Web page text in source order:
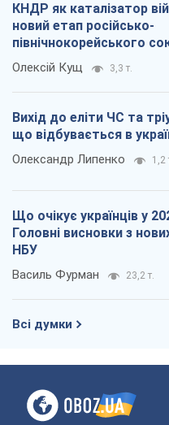
КНДР як каталізатор
новий етап російсько-
північнокорейського
Олексій Кущ 3,3 т.
Вихід до еліти ЧС та
що відбувається в
Олександр Липенко 1,2
Що очікує українців у
Головні висновки з
НБУ
Василь Фурман 23,2 т.
Всі думки